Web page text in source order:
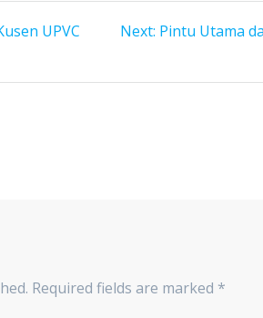
UPVC
Next: Next
Pintu Utama
Required fields are marked *